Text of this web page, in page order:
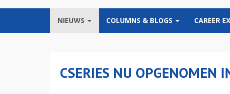
NIEUWS COLUMNS & BLOGS CAREER
CSERIES NU OPGENOMEN